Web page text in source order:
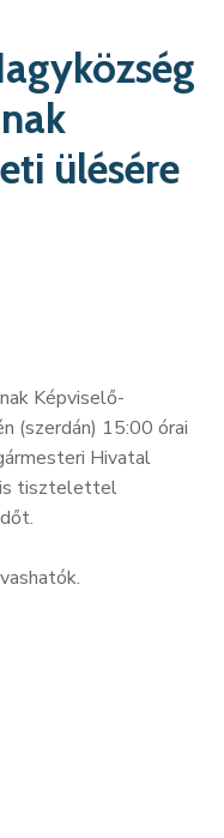
ülésére
Képviselő-
(szerdán) 15:00 órai
Hivatal
is tisztelettel